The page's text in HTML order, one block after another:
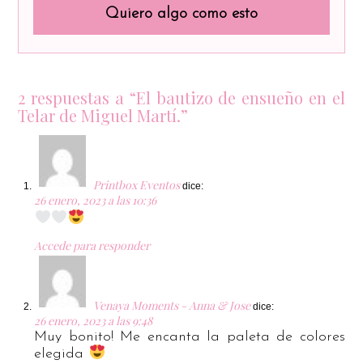
Quiero algo como esto
2 respuestas a “El bautizo de ensueño en el
Telar de Miguel Martí.”
Printbox Eventos dice:
26 enero, 2023 a las 10:36
Accede para responder
Venaya Moments - Anna & Jose dice:
26 enero, 2023 a las 9:48
Muy bonito! Me encanta la paleta de colores
elegida